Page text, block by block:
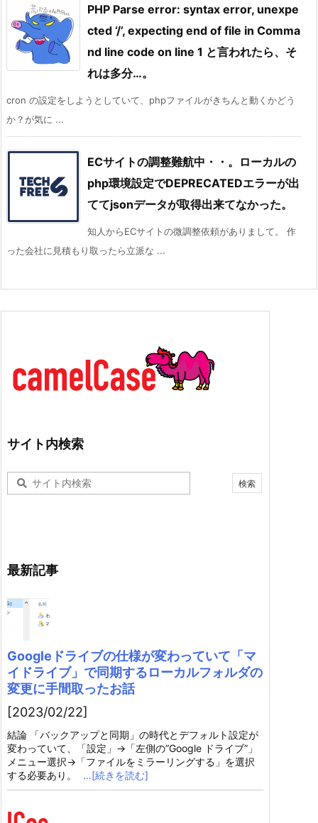
PHP Parse error: syntax error, unexpe
cted ‘/’, expecting end of file in Comma
nd line code on line 1 と言われたら、そ
れは多分…。
cron の設定をしようとしていて、phpファイルがきちんと動くかどう
か？が気に ...
ECサイトの調整難航中・・。ローカルの
php環境設定でDEPRECATEDエラーが出
ててjsonデータが取得出来てなかった。
知人からECサイトの微調整依頼がありまして。 作
った会社に見積もり取ったら立派な ...
サイト内検索
最新記事
Googleドライブの仕様が変わっていて「マ
イドライブ」で同期するローカルフォルダの
変更に手間取ったお話
[2023/02/22]
結論 「バックアップと同期」の時代とデフォルト設定が
変わっていて、「設定」→「左側の”Google ドライブ”」
メニュー選択→「ファイルをミラーリングする」を選択
する必要あり。
…[続きを読む]